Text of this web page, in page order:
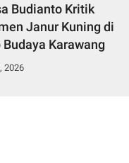
Budianto Kritik
Janur Kuning di
Budaya Karawang
2026